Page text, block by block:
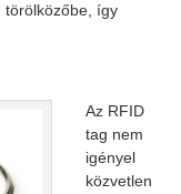
törölközőbe, így
Az RFID
tag nem
igényel
közvetlen